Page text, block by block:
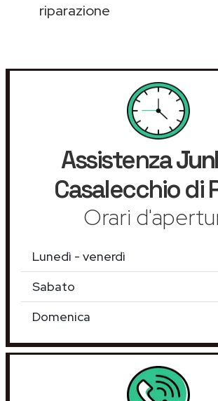
riparazione
Assistenza
Casalecchio di
Orari
Lunedì - venerdì
Sabato
Domenica